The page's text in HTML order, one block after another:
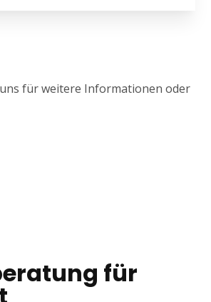
für weitere Informationen oder
für